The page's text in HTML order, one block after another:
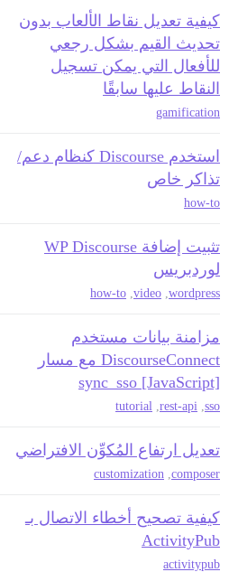
كيفية تعديل نقاط الألعاب بدون
تحديث القيم بشكل رجعي
للأفعال التي يمكن تسجيل
النقاط عليها سابقًا
gamification
استخدم Discourse كنظام دعم/
تذاكر خاص
how-to
تثبيت إضافة WP Discourse
لوردبريس
wordpress
,
video
,
how-to
مزامنة بيانات مستخدم
DiscourseConnect مع مسار
sync_sso [JavaScript]
sso
,
rest-api
,
tutorial
تعديل ارتفاع المُكوِّن الافتراضي
composer
,
customization
كيفية تصحيح أخطاء الاتصال بـ
ActivityPub
activitypub